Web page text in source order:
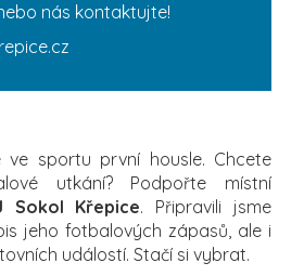
nás kontaktujte!
ve sportu první housle. Chcete
utkání? Podpořte místní
Sokol Křepice. Připravili jsme
jeho fotbalových zápasů, ale i
událostí. Stačí si vybrat.